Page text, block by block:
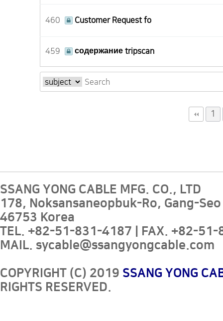
460 Customer Request fo
459 содержание tripscan
1
SSANG YONG CABLE MFG. CO., LTD
178, Noksansaneopbuk-Ro, Gang-Seo
46753 Korea
TEL. +82-51-831-4187 | FAX. +82-
MAIL. sycable@ssangyongcable.com
COPYRIGHT (C) 2019 SSANG YONG
RIGHTS RESERVED.